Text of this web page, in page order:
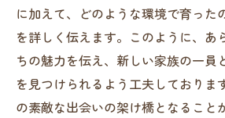
に加えて、どのような環境で育った
を詳しく伝えます。このように、あ
ちの魅力を伝え、新しい家族の一員
を見つけられるよう工夫しておりま
の素敵な出会いの架け橋となること